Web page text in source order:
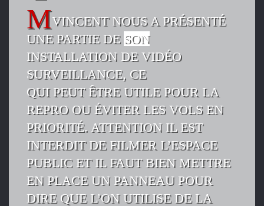
VINCENT NOUS A PRÉSENTÉ
UNE PARTIE DE SON
INSTALLATION DE VIDÉO
SURVEILLANCE, CE
QUI PEUT ÊTRE UTILE POUR LA
REPRO OU ÉVITER LES VOLS EN
PRIORITÉ. ATTENTION IL EST
INTERDIT DE FILMER L’ESPACE
PUBLIC ET IL FAUT BIEN METTRE
EN PLACE UN PANNEAU POUR
DIRE QUE L’ON UTILISE DE LA